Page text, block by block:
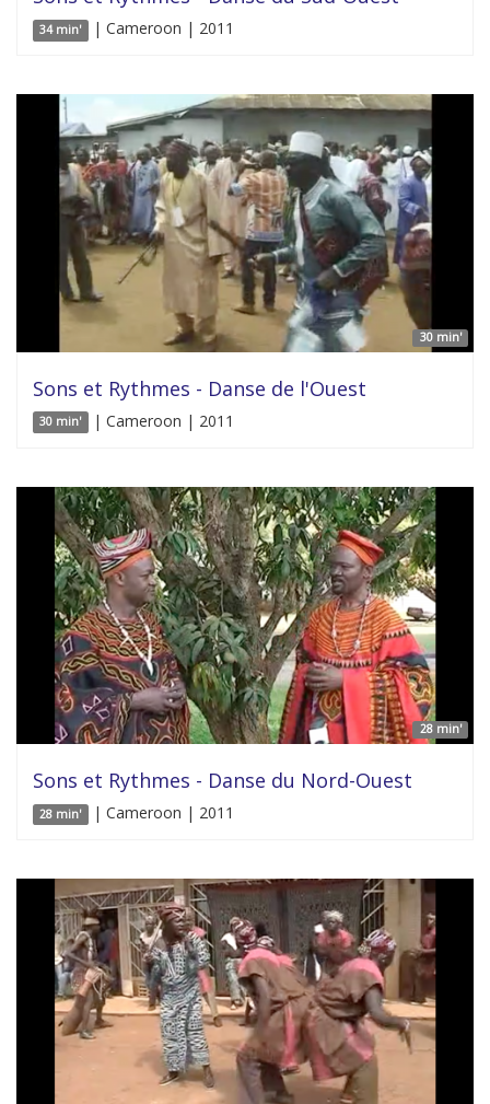
34 min' | Cameroon | 2011
30 min'
Sons et Rythmes - Danse de l'Ouest
30 min' | Cameroon | 2011
28 min'
Sons et Rythmes - Danse du Nord-Ouest
28 min' | Cameroon | 2011